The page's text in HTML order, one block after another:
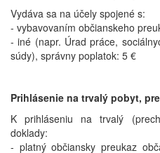
Vydáva sa na účely spojené s:
- vybavovaním občianskeho
- iné (napr. Úrad práce,
súdy), správny poplatok: 5 €
Prihlásenie na trvalý pobyt,
K prihláseniu na trvalý
doklady:
- platný občiansky preukaz